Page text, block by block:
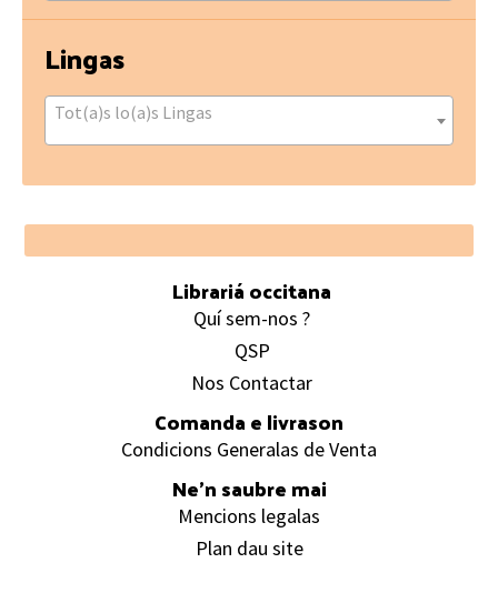
Lingas
Tot(a)s lo(a)s Lingas
Footer
Librariá occitana
Quí sem-nos ?
QSP
Nos Contactar
Comanda e livrason
Condicions Generalas de Venta
Ne’n saubre mai
Mencions legalas
Plan dau site